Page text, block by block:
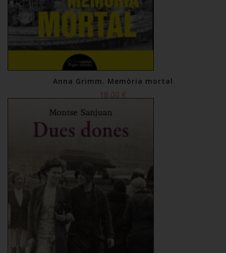
Anna Grimm. Memòria mortal
18,00 €
Comprar